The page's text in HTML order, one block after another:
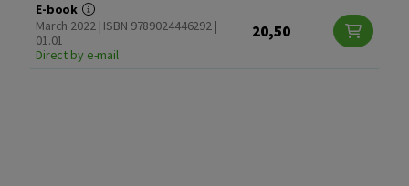
E-book
March 2022 | ISBN 9789024446292 |
01.01
Direct by e-mail
20,50